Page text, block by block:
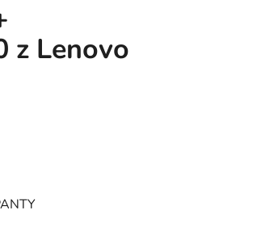
z Lenovo